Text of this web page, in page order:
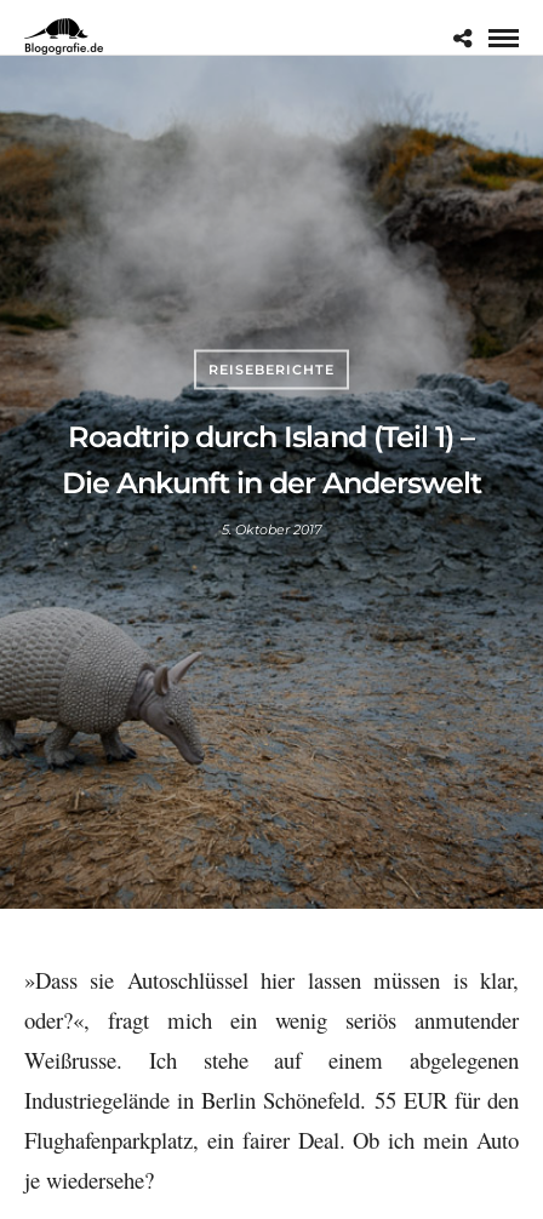
REISEBERICHTE
Roadtrip durch Island (Teil 1) –
Die Ankunft in der Anderswelt
5. Oktober 2017
»Dass sie Autoschlüssel hier lassen müssen is klar,
oder?«, fragt mich ein wenig seriös anmutender
Weißrusse. Ich stehe auf einem abgelegenen
Industriegelände in Berlin Schönefeld. 55 EUR für den
Flughafenparkplatz, ein fairer Deal. Ob ich mein Auto
je wiedersehe?